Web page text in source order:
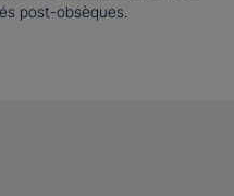
post-obsèques.